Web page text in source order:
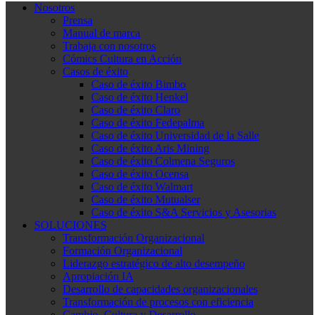
Nosotros
Prensa
Manual de marca
Trabaja con nosotros
Cómics Cultura en Acción
Casos de éxito
Caso de éxito Bimbo
Caso de éxito Henkel
Caso de éxito Claro
Caso de éxito Fedepalma
Caso de éxito Universidad de la Salle
Caso de éxito Aris Mining
Caso de éxito Colmena Seguros
Caso de éxito Ocensa
Caso de éxito Walmart
Caso de éxito Mutualser
Caso de éxito S&A Servicios y Asesorias
SOLUCIONES
Transformación Organizacional
Formación Organizacional
Liderazgo estratégico de alto desempeño
Apropiación IA
Desarrollo de capacidades organizacionales
Transformación de procesos con eficiencia